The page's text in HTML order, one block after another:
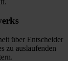
über Entscheider
zu auslaufenden